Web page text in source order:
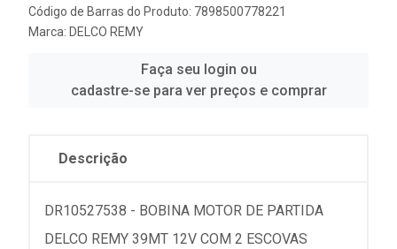
Código de Barras do Produto: 7898500778221
Marca: DELCO REMY
Faça seu login ou
cadastre-se para ver preços e comprar
Descrição
DR10527538 - BOBINA MOTOR DE PARTIDA
DELCO REMY 39MT 12V COM 2 ESCOVAS